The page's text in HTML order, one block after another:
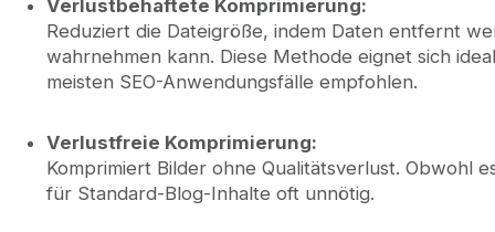
Verlustbehaftete Komprimierung:
Reduziert die Dateigröße, indem Daten entfernt
wahrnehmen kann. Diese Methode eignet sich
meisten SEO-Anwendungsfälle empfohlen.
Verlustfreie Komprimierung:
Komprimiert Bilder ohne Qualitätsverlust. Obwohl
für Standard-Blog-Inhalte oft unnötig.